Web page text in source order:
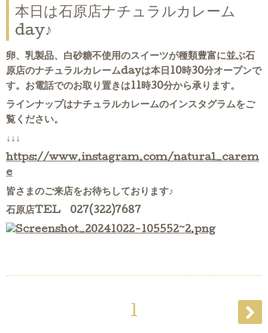
本日は石原店ナチュラルカレーム
day♪
卵、乳製品、白砂糖不使用のスイーツが種類豊富に並ぶ石
原店のナチュラルカレームdayは本日10時30分オープンで
す。お電話でのお取り置きは11時30分から承ります。
ラインナップはナチュラルカレームのインスタグラムをご
覧ください。
↓↓↓
https://www.instagram.com/natural_carem
e
皆さまのご来店をお待ちしております♪
石原店TEL 027(322)7687
1